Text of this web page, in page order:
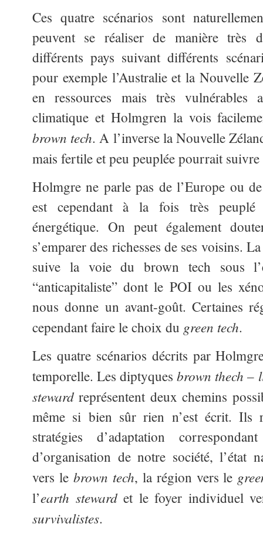
Ces quatre scénarios sont
peuvent se réaliser de manière très
différents pays suivant différents
pour exemple l’Australie et la Nouvelle
en ressources mais très vulnérables
climatique et Holmgren la vois
brown tech. A l’inverse la Nouvelle
mais fertile et peu peuplée pourrait
Holmgre ne parle pas de l’Europe ou
est cependant à la fois très peuplé
énergétique. On peut également
s’emparer des richesses de ses voisins.
suive la voie du brown tech sous
“anticapitaliste” dont le POI ou les
nous donne un avant-goût. Certaines
cependant faire le choix du green tech.
Les quatre scénarios décrits par
temporelle. Les diptyquesbrown thech –
steward représentent deux chemins
même si bien sûr rien n’est écrit. Ils
stratégies d’adaptation
d’organisation de notre société, l’état
vers le brown tech, la région vers le
l’earth stewardet le foyer individuel
survivalistes.